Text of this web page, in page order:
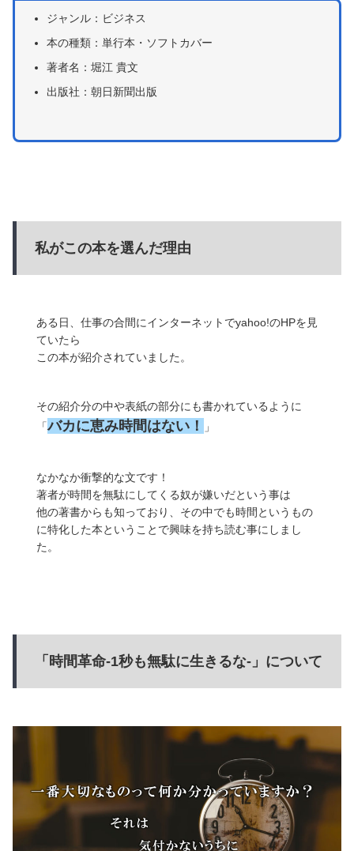
ジャンル：ビジネス
本の種類：単行本・ソフトカバー
著者名：堀江 貴文
出版社：朝日新聞出版
私がこの本を選んだ理由
ある日、仕事の合間にインターネットでyahoo!のHPを見
ていたら
この本が紹介されていました。
その紹介分の中や表紙の部分にも書かれているように
「バカに恵み時間はない！ 」
なかなか衝撃的な文です！
著者が時間を無駄にしてくる奴が嫌いだという事は
他の著書からも知っており、その中でも時間というもの
に特化した本ということで興味を持ち読む事にしまし
た。
「時間革命-1秒も無駄に生きるな-」について